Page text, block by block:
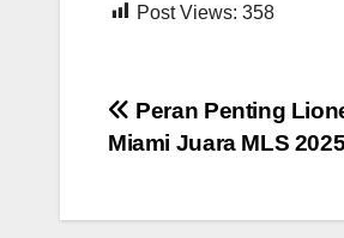
Post Views: 358
Post
Peran Penting
Miami Juara MLS 2025